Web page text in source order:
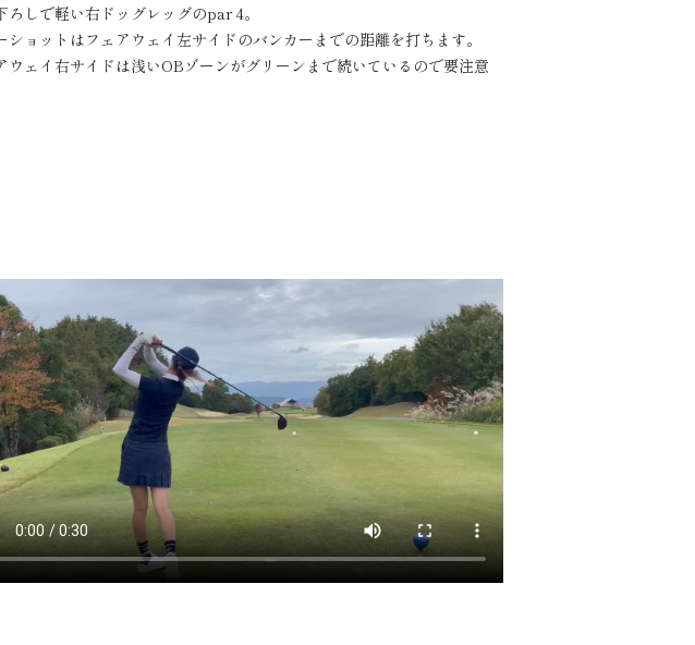
ろしで軽い右ドッグレッグのpar 4。
ショットはフェアウェイ左サイドのバンカーまでの距離を打ちます。
ウェイ右サイドは浅いOBゾーンがグリーンまで続いているので要注意